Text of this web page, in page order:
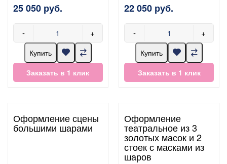
25 050 руб.
- +
Купить
Заказать в 1 клик
22 050 руб.
- +
Купить
Заказать в 1 клик
Оформление сцены
большими шарами
Оформление
театральное из 3
золотых масок и 2
стоек с масками из
шаров